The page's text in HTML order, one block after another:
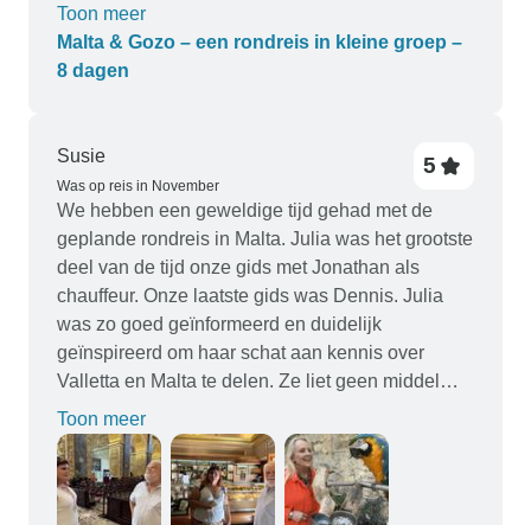
geschiedenis van de eilanden. Claudio, onze
chauffeur was altijd prompt en beleefd. We
hadden een uiterst plezierige vakantie, en
Toon meer
Malta & Gozo – een rondreis in kleine groep –
8 dagen
Susie
Was op reis in November
5
We hebben een geweldige tijd gehad met de
geplande rondreis in Malta. Julia was het grootste
deel van de tijd onze gids met Jonathan als
chauffeur. Onze laatste gids was Dennis. Julia
was zo goed geïnformeerd en duidelijk
geïnspireerd om haar schat aan kennis over
Valletta en Malta te delen. Ze liet geen middel
onbeproefd. Ze was vriendelijk, grappig,
accepteerde onze lichamelijke beperkingen, was
altijd op tijd en erg beleefd. "Meneer" Jonathan
was een geweldige chauffeur en bood zich zelfs
Toon meer